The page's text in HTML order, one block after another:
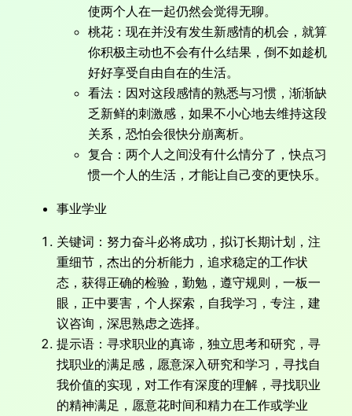
使两个人在一起仍然会觉得无聊。
桃花：现在并没有发生新感情的机会，就算
你积极主动也不会有什么结果，倒不如趁机
好好享受自由自在的生活。
看法：因对这段感情的熟悉与习惯，渐渐缺
乏新鲜的刺激感，如果不小心地去维持这段
关系，恐怕会很快分崩离析。
复合：两个人之间没有什么情分了，快点习
惯一个人的生活，才能让自己变的更快乐。
事业学业
关键词：努力奋斗必将成功，拟订长期计划，注
重细节，杰出的分析能力，追求稳定的工作状
态，获得正确的检验，勤勉，遵守规则，一板一
眼，正中要害，个人探索，自我学习，专注，建
议咨询，深思熟虑之选择。
提示语：寻求职业的真谛，独立思考和研究，寻
找职业的满足感，愿意深入研究和学习，寻找自
我价值的实现，对工作有深度的理解，寻找职业
的精神满足，愿意花时间和精力在工作或学业